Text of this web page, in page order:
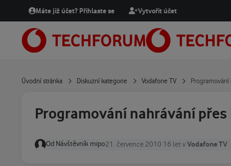
Přejít na obsah
Máte již účet? Přihlaste se Vytvořit účet
Úvodní stránka Diskuzní kategorie Vodafone TV Programování
Programování nahrávání přes
Od Návštěvník mipo21. července 2010 16 let vVodafone TV